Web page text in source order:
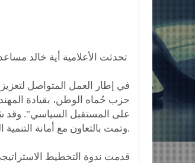
في إطار العمل المتواصل
حزب حُماه الوطن، بقيادة
على المستقبل السياسي". وقد
وتمت بالتعاون مع أمانة التنمية البشرية بالحزب.
قدمت ندوة التخطيط